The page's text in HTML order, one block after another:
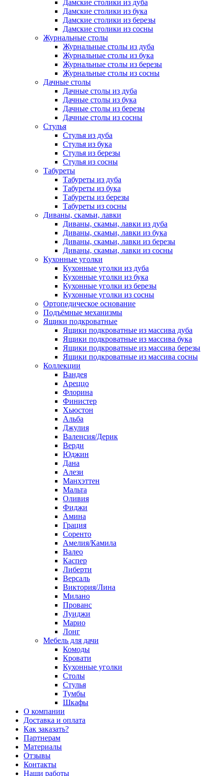
Дамские столики из дуба
Дамские столики из бука
Дамские столики из березы
Дамские столики из сосны
Журнальные столы
Журнальные столы из дуба
Журнальные столы из бука
Журнальные столы из березы
Журнальные столы из сосны
Дачные столы
Дачные столы из дуба
Дачные столы из бука
Дачные столы из березы
Дачные столы из сосны
Стулья
Стулья из дуба
Стулья из бука
Стулья из березы
Стулья из сосны
Табуреты
Табуреты из дуба
Табуреты из бука
Табуреты из березы
Табуреты из сосны
Диваны, скамьи, лавки
Диваны, скамьи, лавки из дуба
Диваны, скамьи, лавки из бука
Диваны, скамьи, лавки из березы
Диваны, скамьи, лавки из сосны
Кухонные уголки
Кухонные уголки из дуба
Кухонные уголки из бука
Кухонные уголки из березы
Кухонные уголки из сосны
Ортопедическое основание
Подъёмные механизмы
Ящики подкроватные
Ящики подкроватные из массива дуба
Ящики подкроватные из массива бука
Ящики подкроватные из массива березы
Ящики подкроватные из массива сосны
Коллекции
Вандея
Ареццо
Флорина
Финистер
Хьюстон
Альба
Джулия
Валенсия/Дерик
Верди
Юджин
Дана
Алези
Манхэттен
Мальта
Оливия
Фиджи
Амина
Грация
Соренто
Амелия/Камила
Валео
Каспер
Либерти
Версаль
Виктория/Лина
Милано
Прованс
Луиджи
Марио
Лонг
Мебель для дачи
Комоды
Кровати
Кухонные уголки
Столы
Стулья
Тумбы
Шкафы
О компании
Доставка и оплата
Как заказать?
Партнерам
Материалы
Отзывы
Контакты
Наши работы